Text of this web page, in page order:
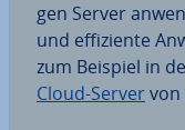
gen Server
und ef­fi­zi­en­te
zum Beispiel in
Cloud-Servervon